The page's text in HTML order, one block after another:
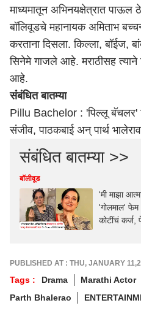
माध्यमातून अभिनयक्षेत्रात पाऊल
बॉलिवूडचे महानायक अमिताभ
करताना दिसला. किल्ला, बॉईज,
सिनेमे गाजले आहे. मराठीसह त्याने
आहे.
संंबंधित बातम्या
Pillu Bachelor : 'पिल्लू बॅचलर'
संजीव, पाठकबाई अन् पार्थ
संबंधित बातम्या >>
बॉलीवूड
'मी माझा
'गोलमाल' फेम
कोटींचं कर्ज,
PUBLISHED AT : THU, JANUARY
Tags : Drama Marathi Actor
Parth Bhalerao